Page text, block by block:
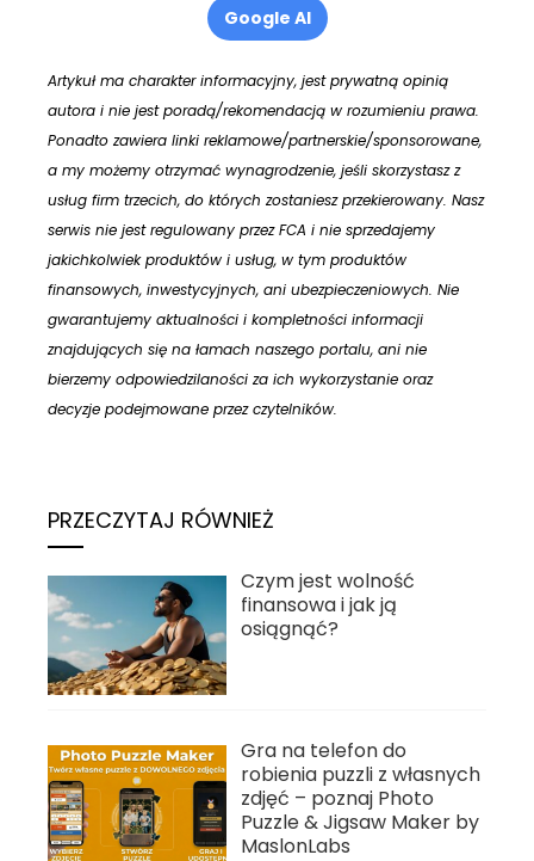
Google AI
Artykuł ma charakter informacyjny, jest prywatną opinią
autora i nie jest poradą/rekomendacją w rozumieniu prawa.
Ponadto zawiera linki reklamowe/partnerskie/sponsorowane,
a my możemy otrzymać wynagrodzenie, jeśli skorzystasz z
usług firm trzecich, do których zostaniesz przekierowany. Nasz
serwis nie jest regulowany przez FCA i nie sprzedajemy
jakichkolwiek produktów i usług, w tym produktów
finansowych, inwestycyjnych, ani ubezpieczeniowych. Nie
gwarantujemy aktualności i kompletności informacji
znajdujących się na łamach naszego portalu, ani nie
bierzemy odpowiedzilaności za ich wykorzystanie oraz
decyzje podejmowane przez czytelników.
PRZECZYTAJ RÓWNIEŻ
Czym jest wolność
finansowa i jak ją
osiągnąć?
Gra na telefon do
robienia puzzli z własnych
zdjęć – poznaj Photo
Puzzle & Jigsaw Maker by
MaslonLabs